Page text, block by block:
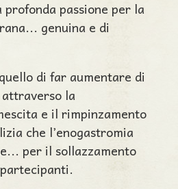
passione per la
genuina e di
di far aumentare di
la
e il rimpinzamento
che l’enogastromia
per il sollazzamento